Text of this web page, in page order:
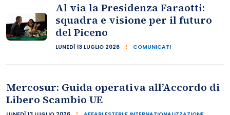
Al via la Presidenza Faraotti:
squadra e visione per il futuro
del Piceno
LUNEDÌ 13 LUGLIO 2026 COMUNICATI
Mercosur: Guida operativa all’Accordo di
Libero Scambio UE